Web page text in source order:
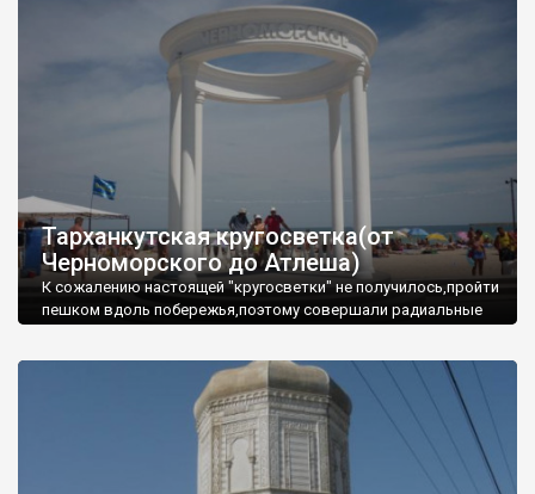
Тарханкутская кругосветка(от
Черноморского до Атлеша)
К сожалению настоящей "кругосветки" не получилось,пройти
пешком вдоль побережья,поэтому совершали радиальные